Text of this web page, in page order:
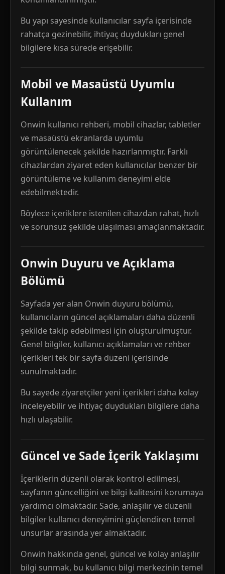
Bu yapı sayesinde kullanıcılar sayfa içerisinde
rahatça gezinebilir, ihtiyaç duydukları genel
bilgilere kısa sürede erişebilir.
Mobil ve Masaüstü Uyumlu
Kullanım
Onwin kullanıcı rehberi, mobil cihazlar, tabletler
ve masaüstü ekranlarda uyumlu
görüntülenecek şekilde hazırlanmıştır. Farklı
cihazlardan ziyaret eden kullanıcılar benzer bir
görüntüleme ve kullanım deneyimi elde
edebilmektedir.
Böylece içeriklere istenilen cihazdan rahat, hızlı
ve sorunsuz şekilde ulaşılması amaçlanmaktadır.
Onwin Duyuru ve Açıklama
Bölümü
Sayfada yer alan Onwin duyuru bölümü,
kullanıcıların güncel açıklamaları daha düzenli
şekilde takip edebilmesi için oluşturulmuştur.
Genel bilgiler, kullanıcı açıklamaları ve rehber
içerikleri tek bir sayfa düzeni içerisinde
sunulmaktadır.
Bu sayede ziyaretçiler yeni içerikleri daha kolay
inceleyebilir ve ihtiyaç duydukları bilgilere daha
hızlı ulaşabilir.
Güncel ve Sade İçerik Yaklaşımı
İçeriklerin düzenli olarak kontrol edilmesi,
sayfanın güncelliğini ve bilgi kalitesini korumaya
yardımcı olmaktadır. Sade, anlaşılır ve düzenli
bilgiler kullanıcı deneyimini güçlendiren temel
unsurlar arasında yer almaktadır.
Onwin hakkında genel, güncel ve kolay anlaşılır
bilgi sunmak, bu kullanıcı bilgi merkezinin temel